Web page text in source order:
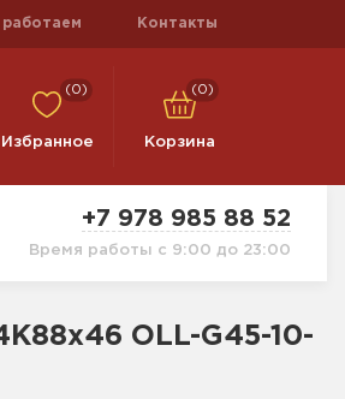
работаем Контакты
(0)
Избранное
(0)
Корзина
+7 978 985 88 52
Время работы с 9:00 до 23:00
OLL-G45-10-